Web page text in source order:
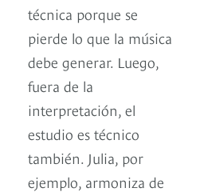
técnica porque se
pierde lo que la música
debe generar. Luego,
fuera de la
interpretación, el
estudio es técnico
también. Julia, por
ejemplo, armoniza de